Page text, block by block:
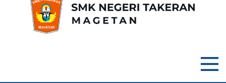
Situs Resmi SMKN Takeran